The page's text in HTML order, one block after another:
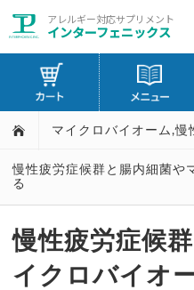
アレルギー対応サプリメント
インターフェニックス
マイクロバイオーム ,慢
慢性疲労症候群と腸内細菌や
る
慢性疲労症候
イクロバイオ